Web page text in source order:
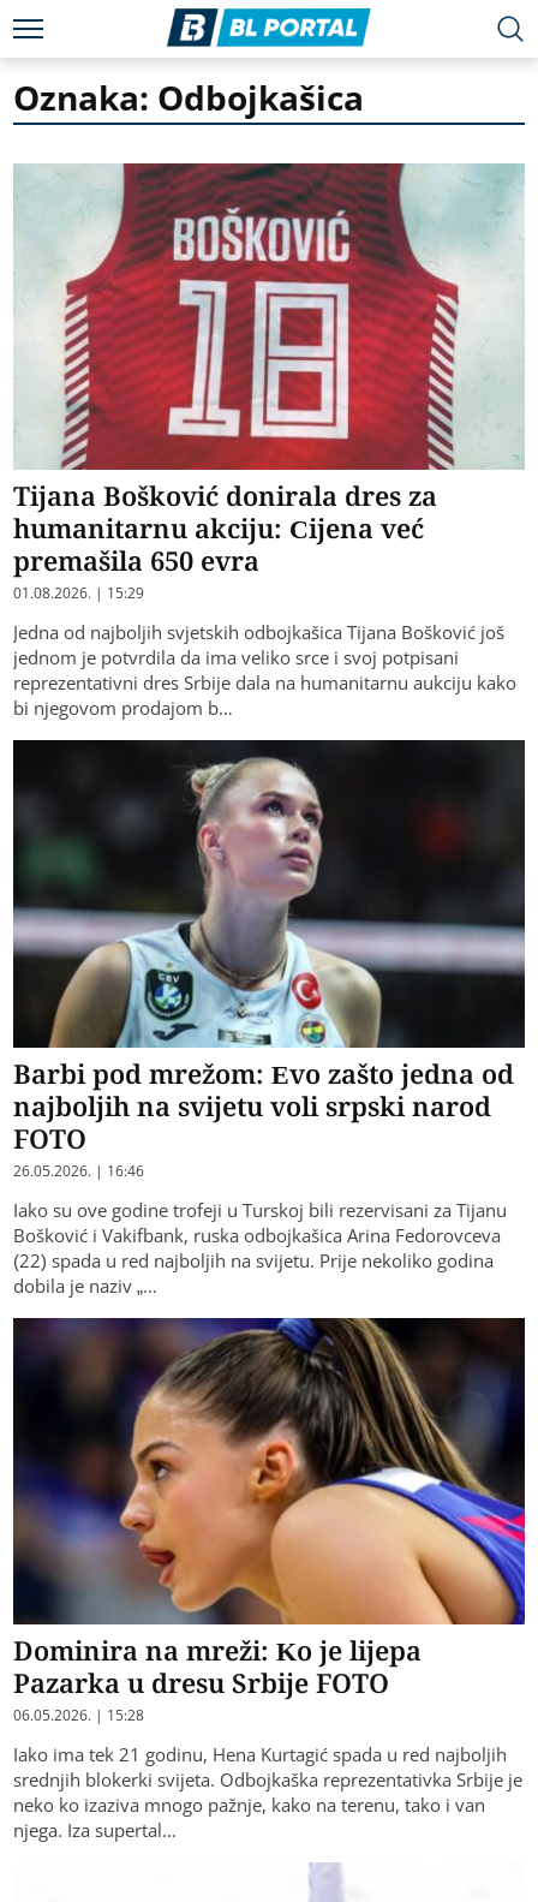
Oznaka: Odbojkašica
Tijana Bošković donirala dres za
humanitarnu akciju: Cijena već
premašila 650 evra
01.08.2026. | 15:29
Jedna od najboljih svjetskih odbojkašica Tijana Bošković još
jednom je potvrdila da ima veliko srce i svoj potpisani
reprezentativni dres Srbije dala na humanitarnu aukciju kako
bi njegovom prodajom b…
Barbi pod mrežom: Evo zašto jedna od
najboljih na svijetu voli srpski narod
FOTO
26.05.2026. | 16:46
Iako su ove godine trofeji u Turskoj bili rezervisani za Tijanu
Bošković i Vakifbank, ruska odbojkašica Arina Fedorovceva
(22) spada u red najboljih na svijetu. Prije nekoliko godina
dobila je naziv „…
Dominira na mreži: Ko je lijepa
Pazarka u dresu Srbije FOTO
06.05.2026. | 15:28
Iako ima tek 21 godinu, Hena Kurtagić spada u red najboljih
srednjih blokerki svijeta. Odbojkaška reprezentativka Srbije je
neko ko izaziva mnogo pažnje, kako na terenu, tako i van
njega. Iza supertal…